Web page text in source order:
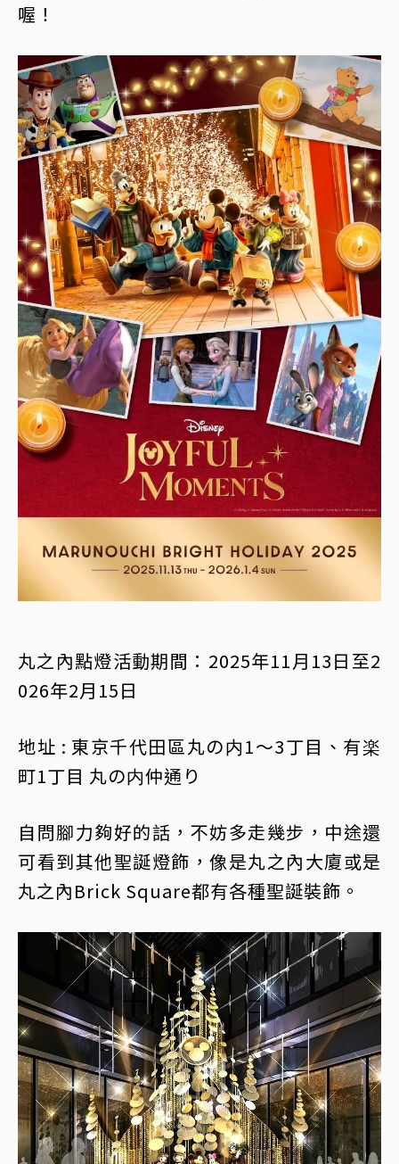
喔！
丸之內點燈活動期間：2025年11月13日至2
026年2月15日
地址 : 東京千代田區丸の内1～3丁目、有楽
町1丁目 丸の内仲通り
自問腳力夠好的話，不妨多走幾步，中途還
可看到其他聖誕燈飾，像是丸之內大廈或是
丸之內Brick Square都有各種聖誕裝飾。